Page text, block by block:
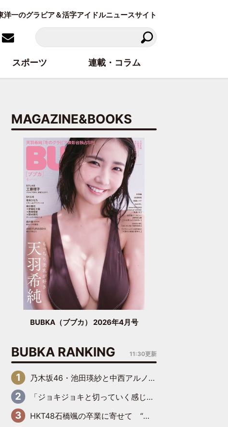
一のグラビア＆活字アイドルニュースサイト
MAGAZINE&BOOKS
BUBKA（ブブカ） 2026年4月号
BUBKA RANKING 11:30更新
乃木坂46・池田瑛紗と中西アルノが「真冬のかき氷」騒動で火花散らす！ 因縁の裏にあるのは、逆境をともに“凌”ぐ似た者同士の絆
「ジョキジョキと切っていく感じ」STU48中村舞、新しい挑戦は自らの手で
HKT48石橋颯の卒業に寄せて “いぶくる”の絆と後輩・龍頭綺音の決意
スポーツ 連載・コラム